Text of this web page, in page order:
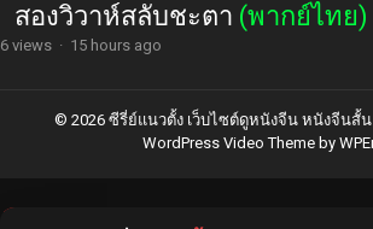
สองวิวาห์สลับชะตา (พากย์ไทย)
6 views · 15 hours ago
© 2026 ซีรี่ย์แนวตั้ง เว็บไซต์ดูหนังจีน หนังจีนสั้
WordPress Video Themeby